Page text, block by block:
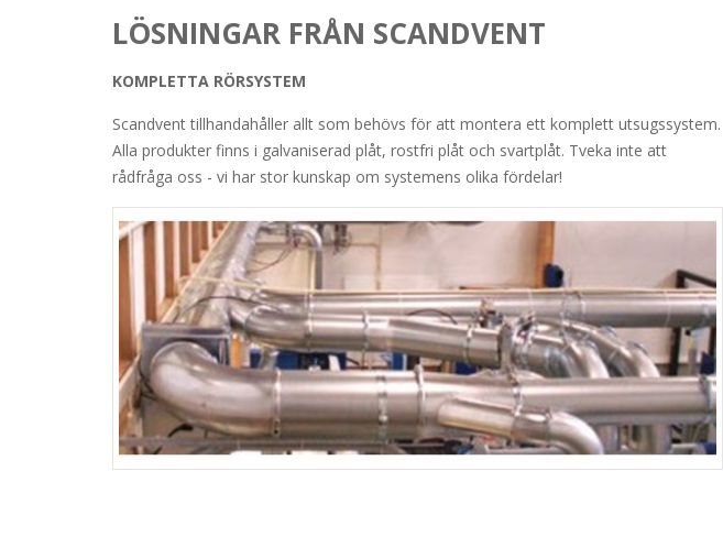
LÖSNINGAR FRÅN SCANDVENT
KOMPLETTA RÖRSYSTEM
Scandvent tillhandahåller allt som behövs för att montera ett komplett utsugssystem.
Alla produkter finns i galvaniserad plåt, rostfri plåt och svartplåt. Tveka inte att
rådfråga oss - vi har stor kunskap om systemens olika fördelar!